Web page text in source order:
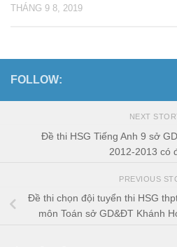
THÁNG 9 8, 2019
FOLLOW:
NEXT
Đề thi HSG Tiếng Anh 9 sở
2012-2013 có
PREVIOUS
Đề thi chọn đội tuyển thi HSG
môn Toán sở GD&ĐT Khánh